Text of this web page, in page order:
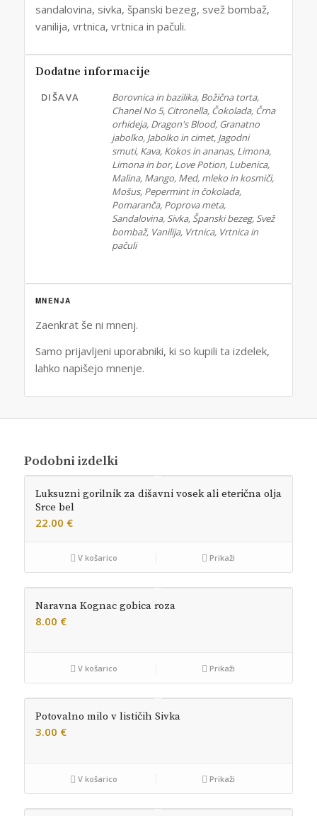
sandalovina, sivka, španski bezeg, svež bombaž,
vanilija, vrtnica, vrtnica in pačuli.
Dodatne informacije
DIŠAVA
Borovnica in bazilika, Božična torta,
Chanel No 5, Citronella, Čokolada, Črna
orhideja, Dragon's Blood, Granatno
jabolko, Jabolko in cimet, Jagodni
smuti, Kava, Kokos in ananas, Limona,
Limona in bor, Love Potion, Lubenica,
Malina, Mango, Med, mleko in kosmiči,
Mošus, Pepermint in čokolada,
Pomaranča, Poprova meta,
Sandalovina, Sivka, Španski bezeg, Svež
bombaž, Vanilija, Vrtnica, Vrtnica in
pačuli
MNENJA
Zaenkrat še ni mnenj.
Samo prijavljeni uporabniki, ki so kupili ta izdelek,
lahko napišejo mnenje.
Podobni izdelki
Luksuzni gorilnik za dišavni vosek ali eterična olja
Srce bel
22.00 €
V košarico Prikaži
Naravna Kognac gobica roza
8.00 €
V košarico Prikaži
Potovalno milo v lističih Sivka
3.00 €
V košarico Prikaži